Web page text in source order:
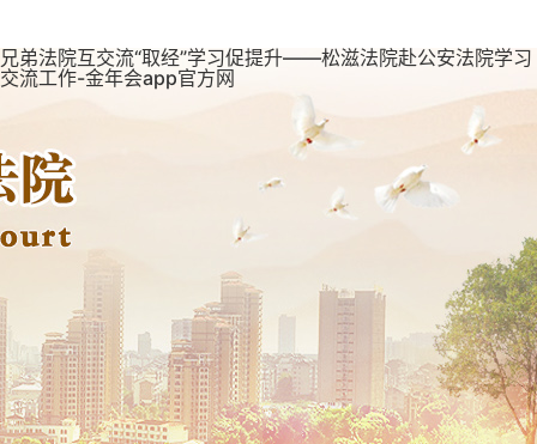
兄弟法院互交流“取经”学习促提升——松滋法院赴公安法院学习
交流工作-金年会app官方网